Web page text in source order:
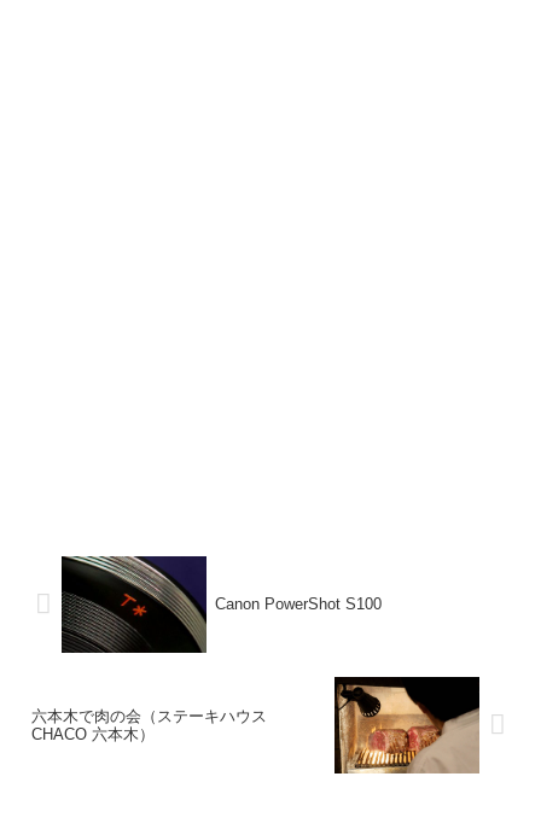
Canon PowerShot S100
六本木で肉の会（ステーキハウス
CHACO 六本木）